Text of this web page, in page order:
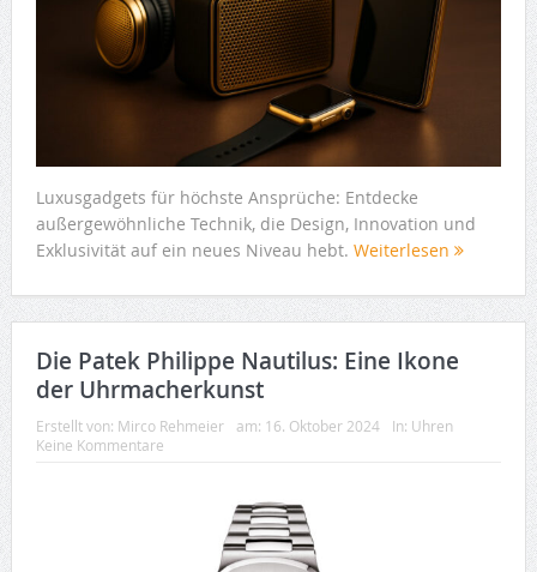
Luxusgadgets für höchste Ansprüche: Entdecke
außergewöhnliche Technik, die Design, Innovation und
Exklusivität auf ein neues Niveau hebt. Weiterlesen
Die Patek Philippe Nautilus: Eine Ikone
der Uhrmacherkunst
Erstellt von: Mirco Rehmeier am: 16. Oktober 2024 In: Uhren
Keine Kommentare